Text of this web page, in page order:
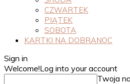
CZWARTEK
PIĄTEK
SOBOTA
KARTKI NA DOBRANOC
Sign in
Welcome!Log into your account
Twoja